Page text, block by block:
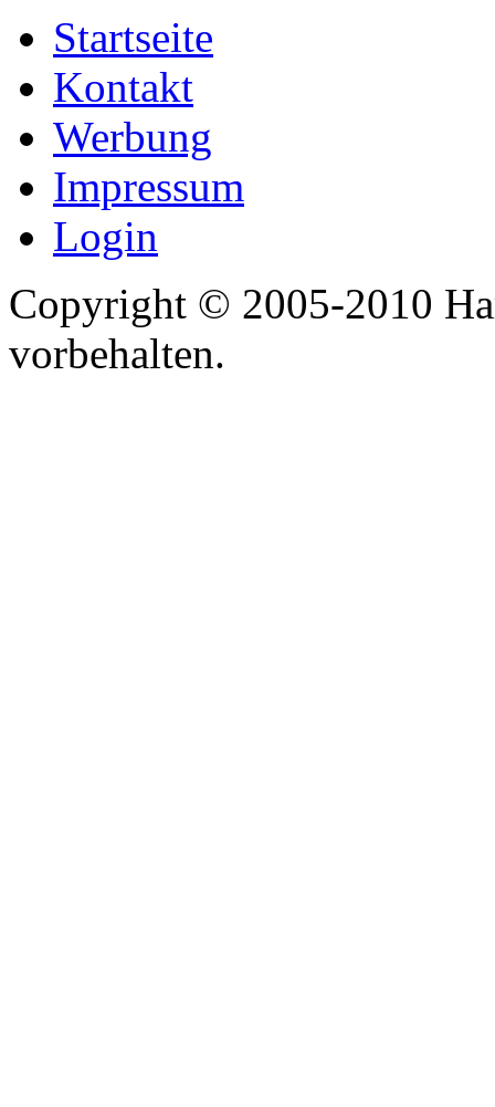
Startseite
Kontakt
Werbung
Impressum
Login
Copyright © 2005-2010
vorbehalten.